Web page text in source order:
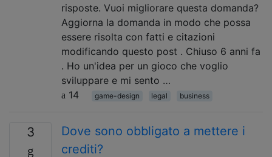
risposte. Vuoi migliorare questa domanda?
Aggiorna la domanda in modo che possa
essere risolta con fatti e citazioni
modificando questo post . Chiuso 6 anni fa
. Ho un'idea per un gioco che voglio
sviluppare e mi sento …
14
game-design legal business
3
Dove sono obbligato a mettere i
crediti?